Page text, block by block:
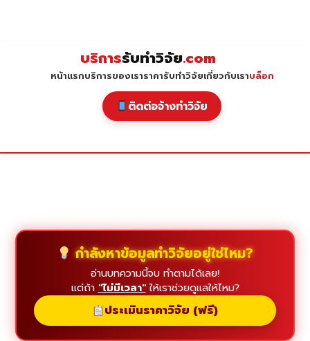
บริการรับทำวิจัย.com
หน้าแรกบริการของเราราคารับทำวิจัยเกี่ยวกับเราบล็อก
ติดต่อจ้างทำวิจัย
กำลังหาข้อมูลทำวิจัยอยู่ใช่ไหม?
อ่านบทความนี้จบ ทำตามได้เลย!
แต่ถ้า "ไม่มีเวลา"ให้เราช่วยดูแลให้ไหม?
ประเมินราคาวิจัย (ฟรี)